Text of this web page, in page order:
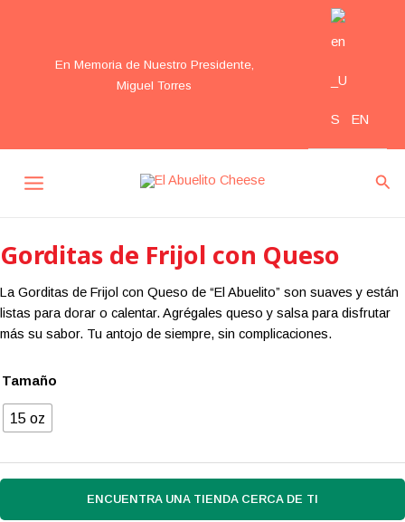
En Memoria de Nuestro Presidente,
Miguel Torres
EN
Gorditas de Frijol con Queso
La Gorditas de Frijol con Queso de “El Abuelito” son suaves y están
listas para dorar o calentar. Agrégales queso y salsa para disfrutar
más su sabor. Tu antojo de siempre, sin complicaciones.
Tamaño
15 oz
ENCUENTRA UNA TIENDA CERCA DE TI